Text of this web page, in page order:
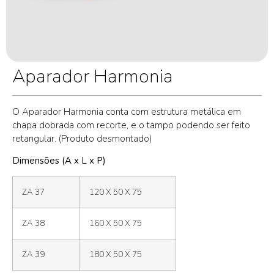
Aparador Harmonia
O Aparador Harmonia conta com estrutura metálica em
chapa dobrada com recorte, e o tampo podendo ser feito
retangular. (Produto desmontado)
Dimensões (A x L x P)
ZA 37 120 X 50 X 75
ZA 38 160 X 50 X 75
ZA 39 180 X 50 X 75